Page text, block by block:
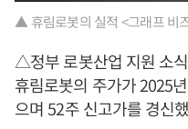
▲ 휴림로봇의 실적 <그래프 비
△정부 로봇산업 지원 소
휴림로봇의 주가가 2025
으며 52주 신고가를 경신